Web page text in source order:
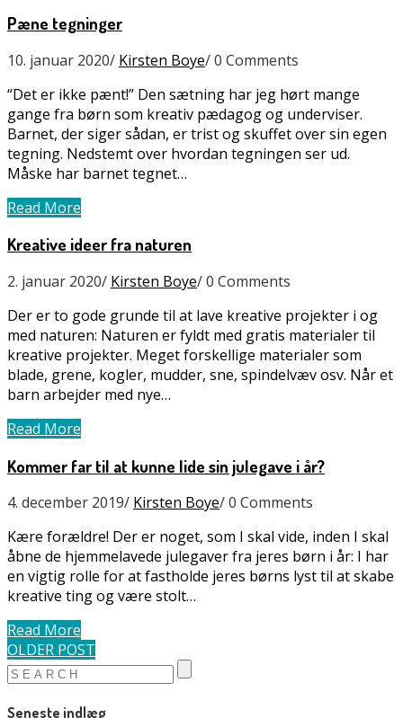
Pæne tegninger
10. januar 2020/ Kirsten Boye/0 Comments
“Det er ikke pænt!” Den sætning har jeg hørt mange
gange fra børn som kreativ pædagog og underviser.
Barnet, der siger sådan, er trist og skuffet over sin egen
tegning. Nedstemt over hvordan tegningen ser ud.
Måske har barnet tegnet…
Read More
Kreative ideer fra naturen
2. januar 2020/ Kirsten Boye/0 Comments
Der er to gode grunde til at lave kreative projekter i og
med naturen: Naturen er fyldt med gratis materialer til
kreative projekter. Meget forskellige materialer som
blade, grene, kogler, mudder, sne, spindelvæv osv. Når et
barn arbejder med nye…
Read More
Kommer far til at kunne lide sin julegave i år?
4. december 2019/ Kirsten Boye/0 Comments
Kære forældre! Der er noget, som I skal vide, inden I skal
åbne de hjemmelavede julegaver fra jeres børn i år: I har
en vigtig rolle for at fastholde jeres børns lyst til at skabe
kreative ting og være stolt…
Read More
OLDER POST
Seneste indlæg